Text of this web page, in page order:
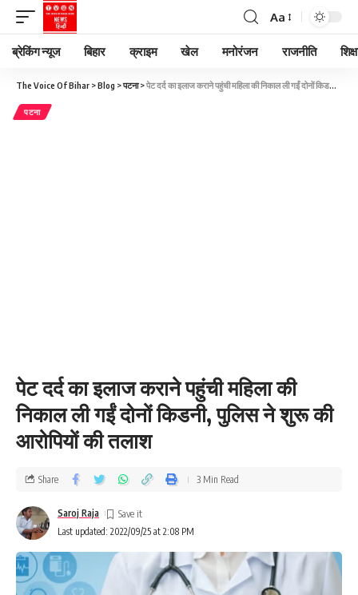
Aa
ब्रेकिंग न्यूज बिहार क्राइम खेल मनोरंजन राजनीति
The Voice Of Bihar >Blog >पटना>पेट दर्द का इलाज कराने पहुंची महिला की निकाल ली गईं दोनों किडनी, पुलिस ने शुरू की आरोपियों की तलाश
पटना
पेट दर्द का इलाज कराने पहुंची महिला की
निकाल ली गईं दोनों किडनी, पुलिस ने शुरू की
आरोपियों की तलाश
Last updated: 2022/09/25 at 2:08 PM
Saroj Raja
Share 3 Min Read